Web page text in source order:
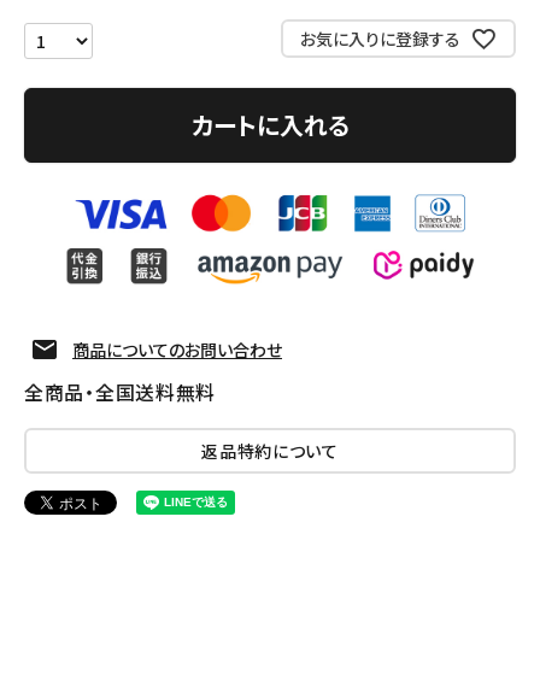
ACCOUNT MENU
ようこそ ゲスト 様
person
Follow us
お気に入りに登録する
カートに入れる
商品についてのお問い合わせ
全商品・全国送料無料
返品特約について